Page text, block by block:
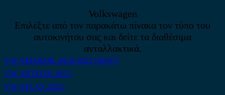
Volkswagen
Επιλέξτε από τον παρακάτω πίνακα τον τύπο του
αυτοκινήτου σας και δείτε τα διαθέσιμα
ανταλλακτικά.
VW AMAROK 2010-2022 (S6/S7)
VW ARTEON 2017-
VW ATLAS 2022-